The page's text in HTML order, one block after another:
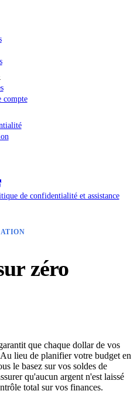
compte
de confidentialité et assistance
zéro
que chaque dollar de vos
lieu de planifier votre budget en
le basez sur vos soldes de
qu'aucun argent n'est laissé
total sur vos finances.